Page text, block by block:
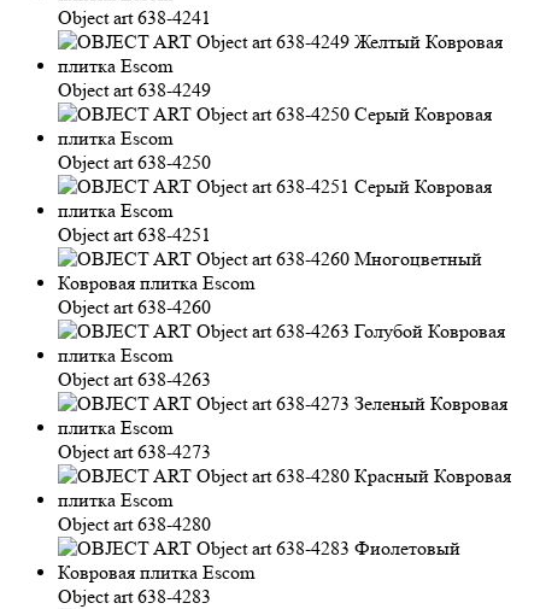
Object art 638-4241
Object art 638-4249
Object art 638-4250
Object art 638-4251
Object art 638-4260
Object art 638-4263
Object art 638-4273
Object art 638-4280
Object art 638-4283